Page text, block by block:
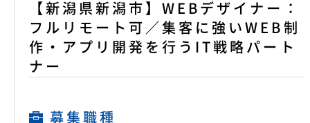
【新潟県新潟市】WEBデザイナー：
フルリモート可／集客に強いWEB制
作・アプリ開発を行うIT戦略パート
ナー
募集職種